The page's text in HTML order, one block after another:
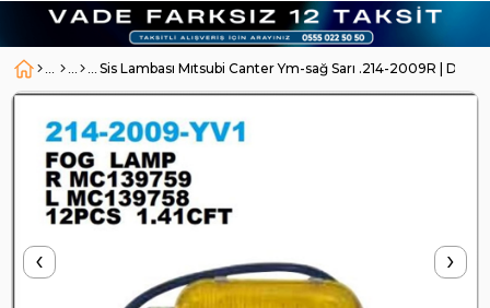
Sis Lambası Mıtsubi Canter Ym-sağ Sarı .214-2009R |
‹ ›